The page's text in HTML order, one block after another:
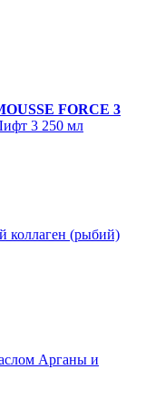
FORCE 3
3 250 мл
коллаген (рыбий)
Арганы и